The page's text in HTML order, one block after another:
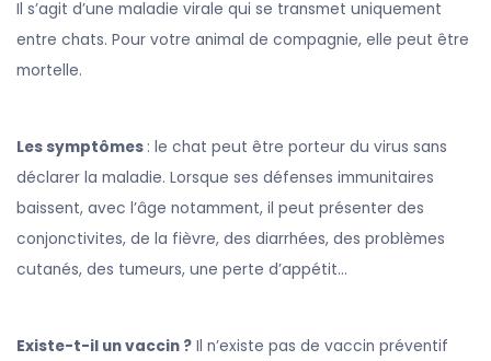
Il s’agit d’une maladie virale qui se transmet uniquement
entre chats. Pour votre animal de compagnie, elle peut être
mortelle.
Les symptômes : le chat peut être porteur du virus sans
déclarer la maladie. Lorsque ses défenses immunitaires
baissent, avec l’âge notamment, il peut présenter des
conjonctivites, de la fièvre, des diarrhées, des problèmes
cutanés, des tumeurs, une perte d’appétit…
Existe-t-il un vaccin ? Il n’existe pas de vaccin préventif